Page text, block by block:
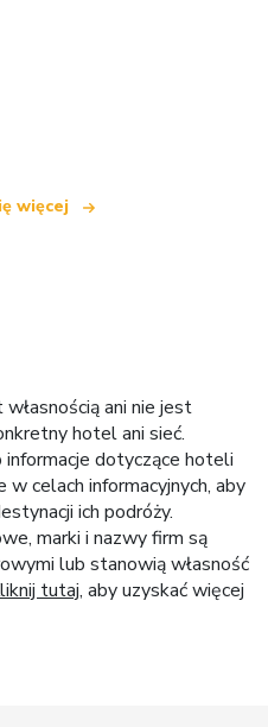
więcej
ani nie jest
hotel ani sieć.
dotyczące hoteli
celach informacyjnych, aby
ich podróży.
marki i nazwy firm są
lub stanowią własność
tutaj, aby uzyskać więcej